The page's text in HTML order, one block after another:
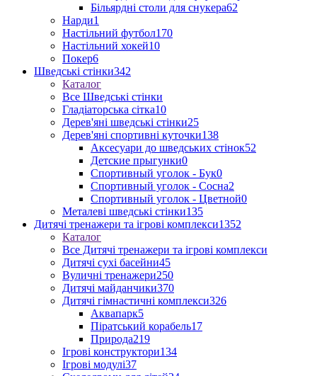
Більярдні столи для снукера62
Нарди1
Настільний футбол170
Настільний хокей10
Покер6
Шведські стінки342
Каталог
Все Шведські стінки
Гладіаторська сітка10
Дерев'яні шведські стінки25
Дерев'яні спортивні куточки138
Аксесуари до шведських стінок52
Детские прыгунки0
Спортивный уголок - Бук0
Спортивный уголок - Сосна2
Спортивный уголок - Цветной0
Металеві шведські стінки135
Дитячі тренажери та ігрові комплекси1352
Каталог
Все Дитячі тренажери та ігрові комплекси
Дитячі сухі басейни45
Вуличні тренажери250
Дитячі майданчики370
Дитячі гімнастичні комплекси326
Аквапарк5
Піратський корабель17
Природа219
Ігрові конструктори134
Ігрові модулі37